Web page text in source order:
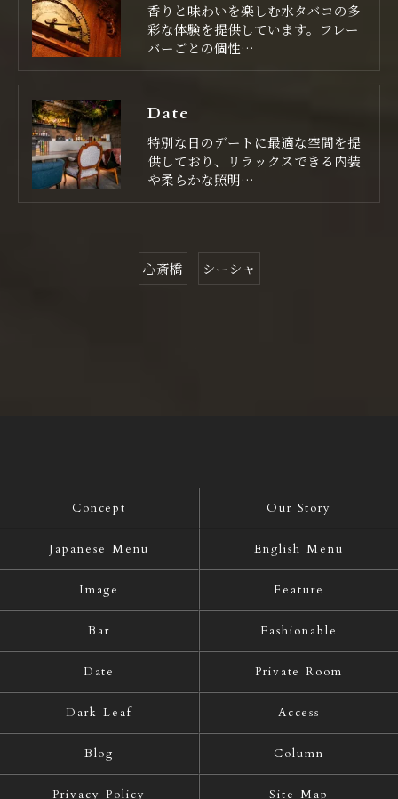
香りと味わいを楽しむ水タバコの多
彩な体験を提供しています。フレー
バーごとの個性…
Date
特別な日のデートに最適な空間を提
供しており、リラックスできる内装
や柔らかな照明…
心斎橋 シーシャ
Concept Our Story
Japanese Menu English Menu
Image Feature
Bar Fashionable
Date Private Room
Dark Leaf Access
Blog Column
Privacy Policy Site Map